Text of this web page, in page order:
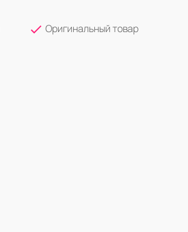
Оригинальный товар